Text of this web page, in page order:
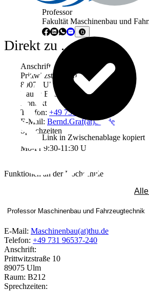
Professor
Fakultät Maschinenbau und
Link in Zwischenablage kopiert
Direkt zu ...
Anschrift
Prittwitzstraße 10
89075 Ulm
Raum: B105
Kontakt
Telefon: +49 731 96537-423
E-Mail: Bernd.Graf(at)thu.de
Sprechzeiten
Mo-Fr 9:30-11:30 Uhr
Funktionen an der Hochschule
Professor Maschinenbau und Fahrzeugtechnik
E-Mail: Maschinenbau(at)thu.de
Telefon: +49 731 96537-240
Anschrift:
Prittwitzstraße 10
89075 Ulm
Raum: B212
Sprechzeiten: